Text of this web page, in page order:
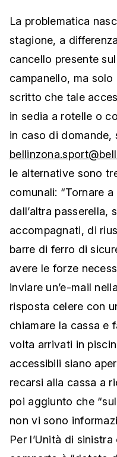
La problematica
stagione, a
cancello presente
campanello, ma
scritto che tale
in sedia a rotelle o
in caso di domande,
le alternative sono
comunali: “Tornare
dall’altra passerella,
accompagnati, di
barre di ferro di
avere le forze
inviare un’e-mail
risposta celere con
chiamare la cassa e
volta arrivati in
accessibili siano
recarsi alla cassa a
poi aggiunto che
non vi sono
Per l’Unità di